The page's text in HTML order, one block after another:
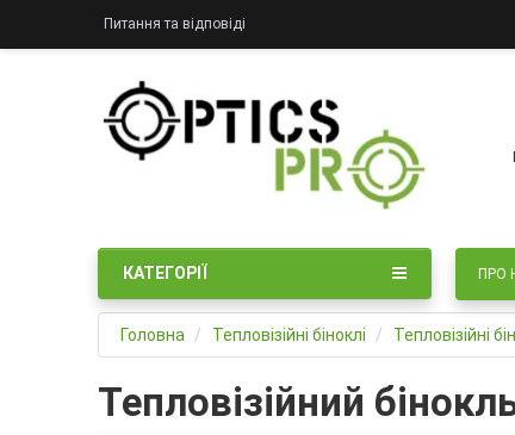
Питання та відповіді
ПРО
КАТЕГОРІЇ
Головна Тепловізійні біноклі Тепловізійні
Тепловізійний